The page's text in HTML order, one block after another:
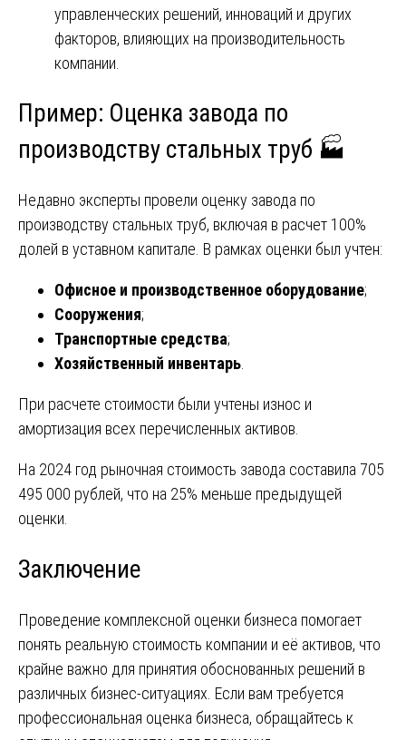
управленческих решений, инноваций и других
факторов, влияющих на производительность
компании.
Пример: Оценка завода по
производству стальных труб 🏭
Недавно эксперты провели оценку завода по
производству стальных труб, включая в расчет 100%
долей в уставном капитале. В рамках оценки был учтен:
Офисное и производственное оборудование;
Сооружения;
Транспортные средства;
Хозяйственный инвентарь.
При расчете стоимости были учтены износ и
амортизация всех перечисленных активов.
На 2024 год рыночная стоимость завода составила 705
495 000 рублей, что на 25% меньше предыдущей
оценки.
Заключение
Проведение комплексной оценки бизнеса помогает
понять реальную стоимость компании и её активов, что
крайне важно для принятия обоснованных решений в
различных бизнес-ситуациях. Если вам требуется
профессиональная оценка бизнеса, обращайтесь к